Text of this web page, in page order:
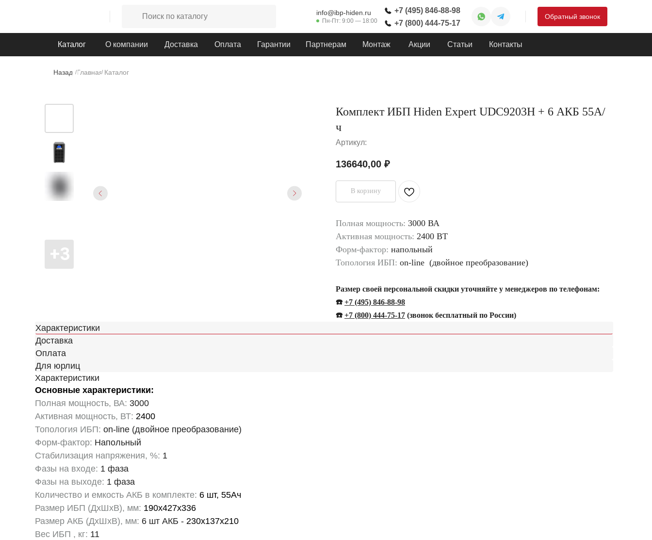
+7 (495) 846-88-98
info@ibp-hiden.ru Обратный звонок
Пн-Пт: 9:00 — 18:00 +7 (800) 444-75-17
Каталог О компании Доставка Оплата Гарантии Монтаж
Партнерам Акции Статьи Контакты
/Главная/ Каталог
Назад
Комплект ИБП Hiden Expert UDC9203H + 6 АКБ 55А/
ч
Артикул:
136640,00 ₽
В корзину
Полная мощность: 3000 ВА
Активная мощность: 2400 ВТ
Форм-фактор: напольный
Топология ИБП: on-line (двойное преобразование)
Размер своей персональной скидки уточняйте у менеджеров по телефонам:
☎️ +7 (495) 846-88-98
☎️ +7 (800) 444-75-17 (звонок бесплатный по России)
Характеристики
Доставка
Оплата
Для юрлиц
Характеристики
Основные характеристики:
Полная мощность, ВА: 3000
Активная мощность, ВТ: 2400
Топология ИБП: on-line (двойное преобразование)
Форм-фактор: Напольный
Стабилизация напряжения, %: 1
Фазы на входе: 1 фаза
Фазы на выходе: 1 фаза
Количество и емкость АКБ в комплекте: 6 шт, 55Ач
Размер ИБП (ДхШхВ), мм: 190х427х336
Размер АКБ (ДхШхВ), мм: 6 шт АКБ - 230х137х210
Вес ИБП , кг: 11